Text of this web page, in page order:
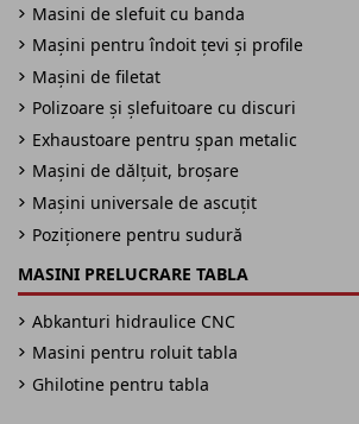
Masini de slefuit cu banda
Mașini pentru îndoit țevi și profile
Mașini de filetat
Polizoare și șlefuitoare cu discuri
Exhaustoare pentru șpan metalic
Mașini de dălțuit, broșare
Mașini universale de ascuțit
Poziționere pentru sudură
MASINI PRELUCRARE TABLA
Abkanturi hidraulice CNC
Masini pentru roluit tabla
Ghilotine pentru tabla